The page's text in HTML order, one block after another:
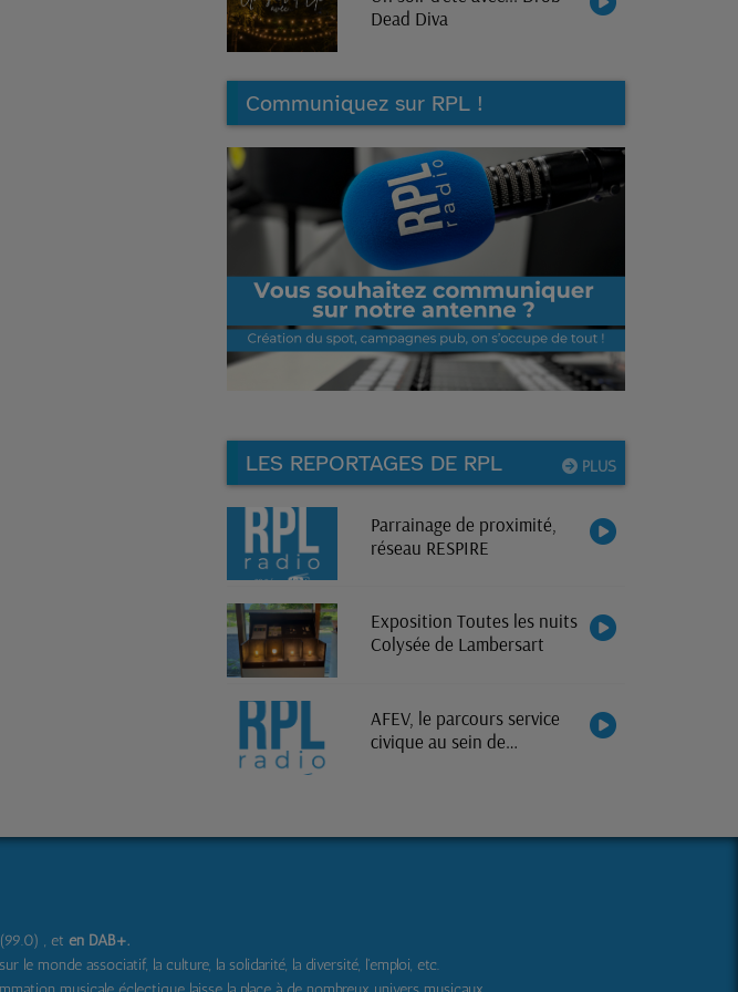
Dead Diva
Communiquez sur RPL !
PLUS
LES REPORTAGES DE RPL
Parrainage de proximité,
réseau RESPIRE
Exposition Toutes les nuits
Colysée de Lambersart
AFEV, le parcours service
civique au sein de
, et en DAB+.
le monde associatif, la culture, la solidarité, la diversité, l'emploi, etc.